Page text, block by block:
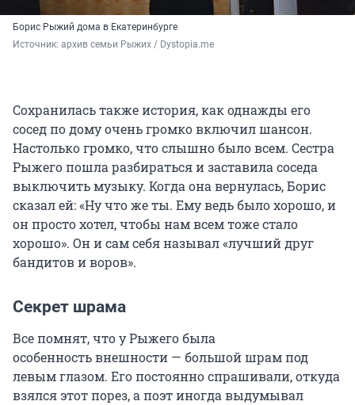
Борис Рыжий дома в Екатеринбурге
Источник: архив семьи Рыжих / Dystopia.me
Сохранилась также история, как однажды его
сосед по дому очень громко включил шансон.
Настолько громко, что слышно было всем. Сестра
Рыжего пошла разбираться и заставила соседа
выключить музыку. Когда она вернулась, Борис
сказал ей: «Ну что же ты. Ему ведь было хорошо, и
он просто хотел, чтобы нам всем тоже стало
хорошо». Он и сам себя называл «лучший друг
бандитов и воров».
Секрет шрама
Все помнят, что у Рыжего была
особенность внешности — большой шрам под
левым глазом. Его постоянно спрашивали, откуда
взялся этот порез, а поэт иногда выдумывал